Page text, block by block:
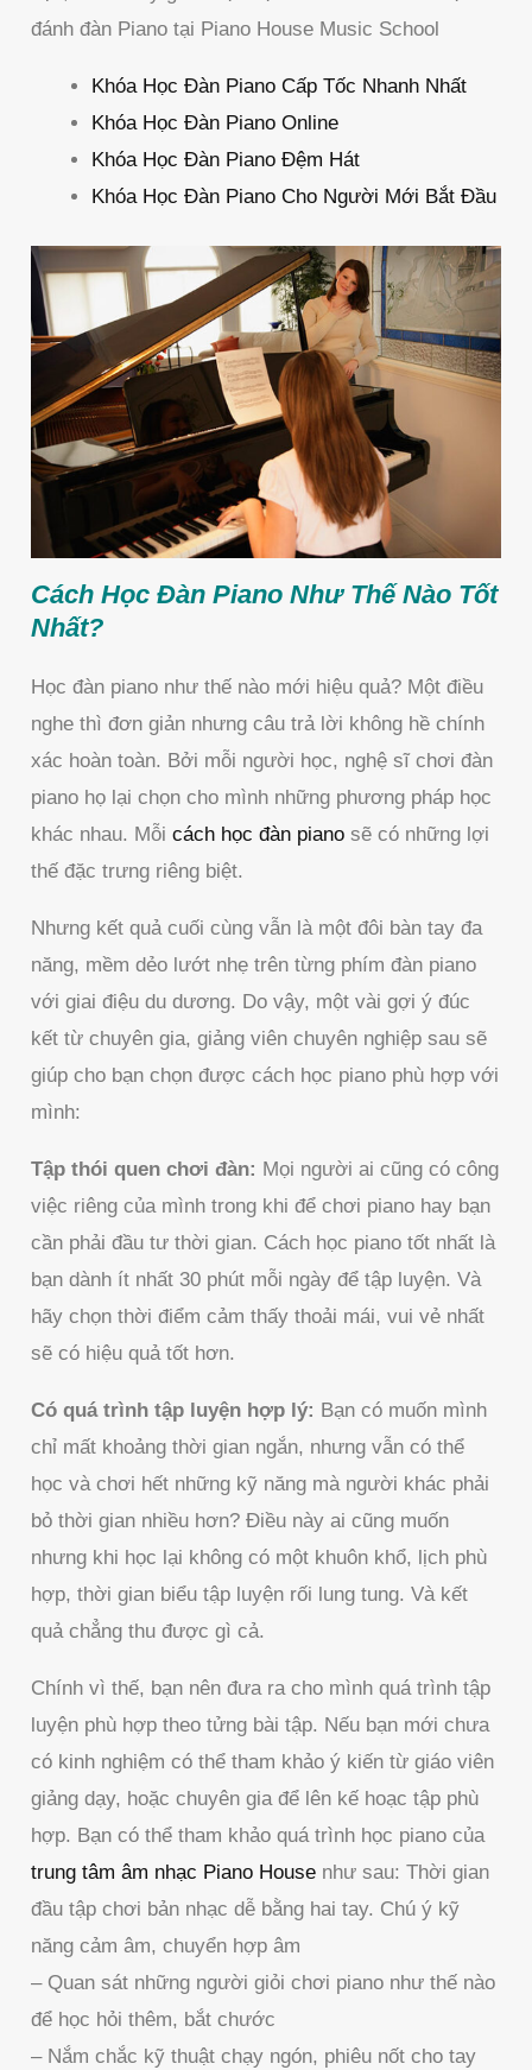
đánh đàn Piano tại Piano House Music School
Khóa Học Đàn Piano Cấp Tốc Nhanh Nhất
Khóa Học Đàn Piano Online
Khóa Học Đàn Piano Đệm Hát
Khóa Học Đàn Piano Cho Người Mới Bắt Đầu
Cách Học Đàn Piano Như Thế Nào Tốt
Nhất?
Học đàn piano như thế nào mới hiệu quả? Một điều
nghe thì đơn giản nhưng câu trả lời không hề chính
xác hoàn toàn. Bởi mỗi người học, nghệ sĩ chơi đàn
piano họ lại chọn cho mình những phương pháp học
khác nhau. Mỗicách học đàn piano sẽ có những lợi
thế đặc trưng riêng biệt.
Nhưng kết quả cuối cùng vẫn là một đôi bàn tay đa
năng, mềm dẻo lướt nhẹ trên từng phím đàn piano
với giai điệu du dương. Do vậy, một vài gợi ý đúc
kết từ chuyên gia, giảng viên chuyên nghiệp sau sẽ
giúp cho bạn chọn được cách học piano phù hợp với
mình:
Tập thói quen chơi đàn: Mọi người ai cũng có công
việc riêng của mình trong khi để chơi piano hay bạn
cần phải đầu tư thời gian. Cách học piano tốt nhất là
bạn dành ít nhất 30 phút mỗi ngày để tập luyện. Và
hãy chọn thời điểm cảm thấy thoải mái, vui vẻ nhất
sẽ có hiệu quả tốt hơn.
Có quá trình tập luyện hợp lý: Bạn có muốn mình
chỉ mất khoảng thời gian ngắn, nhưng vẫn có thể
học và chơi hết những kỹ năng mà người khác phải
bỏ thời gian nhiều hơn? Điều này ai cũng muốn
nhưng khi học lại không có một khuôn khổ, lịch phù
hợp, thời gian biểu tập luyện rối lung tung. Và kết
quả chẳng thu được gì cả.
Chính vì thế, bạn nên đưa ra cho mình quá trình tập
luyện phù hợp theo tửng bài tập. Nếu bạn mới chưa
có kinh nghiệm có thể tham khảo ý kiến từ giáo viên
giảng dạy, hoặc chuyên gia để lên kế hoạc tập phù
hợp. Bạn có thể tham khảo quá trình học piano của
trung tâm âm nhạc Piano House như sau: Thời gian
đầu tập chơi bản nhạc dễ bằng hai tay. Chú ý kỹ
năng cảm âm, chuyển hợp âm
– Quan sát những người giỏi chơi piano như thế nào
để học hỏi thêm, bắt chước
– Nắm chắc kỹ thuật chạy ngón, phiêu nốt cho tay